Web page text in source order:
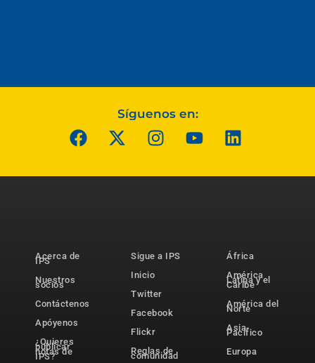
Síguenos en:
Acerca de
IPS
Nuestros
socios
Contáctenos
Apóyenos
¿Quieres
publicar
notas de
IPS?
Sigue a IPS
Inicio
Twitter
Facebook
Flickr
Reglas de
comunidad
África
América
Latina y el
Caribe
América del
Norte
Asia-
Pacífico
Europa